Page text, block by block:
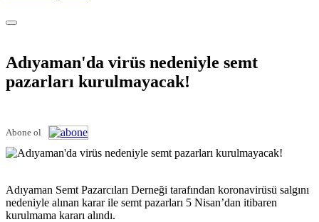
Adıyaman'da virüs nedeniyle semt
pazarları kurulmayacak!
Abone ol
Adıyaman Semt Pazarcıları Derneği tarafından koronavirüsü salgını
nedeniyle alınan karar ile semt pazarları 5 Nisan’dan itibaren
kurulmama kararı alındı.